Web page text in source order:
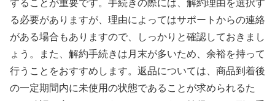
することが重要です。手続きの際には、解約理由を選択す
る必要がありますが、理由によってはサポートからの連絡
がある場合もありますので、しっかりと確認しておきまし
ょう。また、解約手続きは月末が多いため、余裕を持って
行うことをおすすめします。返品については、商品到着後
の一定期間内に未使用の状態であることが求められるた